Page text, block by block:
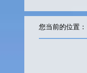
您当前的位置：